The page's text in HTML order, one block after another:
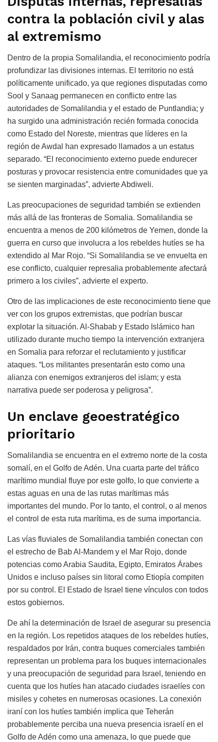
contra la población civil y alas
al extremismo
Dentro de la propia Somalilandia, el reconocimiento podría
profundizar las divisiones internas. El territorio no está
políticamente unificado, ya que regiones disputadas como
Sool y Sanaag permanecen en conflicto entre las
autoridades de Somalilandia y el estado de Puntlandia; y
ha surgido una administración recién formada conocida
como Estado del Noreste, mientras que líderes en la
región de Awdal han expresado llamados a un estatus
separado. “El reconocimiento externo puede endurecer
posturas y provocar resistencia entre comunidades que ya
se sienten marginadas”, advierte Abdiweli.
Las preocupaciones de seguridad también se extienden
más allá de las fronteras de Somalia. Somalilandia se
encuentra a menos de 200 kilómetros de Yemen, donde la
guerra en curso que involucra a los rebeldes hutíes se ha
extendido al Mar Rojo. “Si Somalilandia se ve envuelta en
ese conflicto, cualquier represalia probablemente afectará
primero a los civiles”, advierte el experto.
Otro de las implicaciones de este reconocimiento tiene que
ver con los grupos extremistas, que podrían buscar
explotar la situación. Al-Shabab y Estado Islámico han
utilizado durante mucho tiempo la intervención extranjera
en Somalia para reforzar el reclutamiento y justificar
ataques. “Los militantes presentarán esto como una
alianza con enemigos extranjeros del islam; y esta
narrativa puede ser poderosa y peligrosa”.
Un enclave geoestratégico
prioritario
Somalilandia se encuentra en el extremo norte de la costa
somalí, en el Golfo de Adén. Una cuarta parte del tráfico
marítimo mundial fluye por este golfo, lo que convierte a
estas aguas en una de las rutas marítimas más
importantes del mundo. Por lo tanto, el control, o al menos
el control de esta ruta marítima, es de suma importancia.
Las vías fluviales de Somalilandia también conectan con
el estrecho de Bab Al-Mandem y el Mar Rojo, donde
potencias como Arabia Saudita, Egipto, Emiratos Árabes
Unidos e incluso países sin litoral como Etiopía compiten
por su control. El Estado de Israel tiene vínculos con todos
estos gobiernos.
De ahí la determinación de Israel de asegurar su presencia
en la región. Los repetidos ataques de los rebeldes hutíes,
respaldados por Irán, contra buques comerciales también
representan un problema para los buques internacionales
y una preocupación de seguridad para Israel, teniendo en
cuenta que los hutíes han atacado ciudades israelíes con
misiles y cohetes en numerosas ocasiones. La conexión
iraní con los hutíes también implica que Teherán
probablemente perciba una nueva presencia israelí en el
Golfo de Adén como una amenaza, lo que puede que